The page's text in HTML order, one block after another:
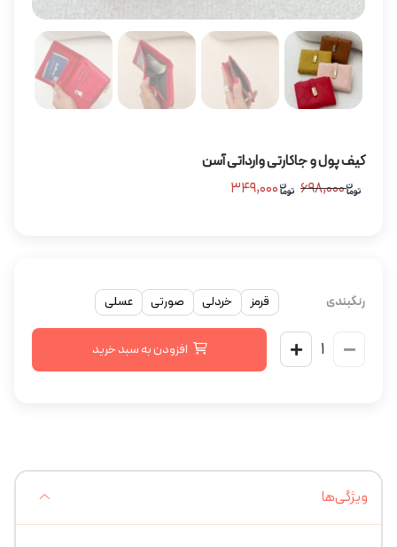
کیف پول و جاکارتی وارداتی آسن
۶۹۸,۰۰۰
رنگبندی قرمز خردلی صورتی عسلی
افزودن به سبد خرید
ویژگی‌ها